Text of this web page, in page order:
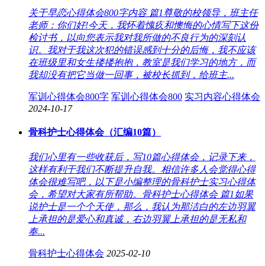
关于早恋心得体会800字内容 篇1尊敬的校领导，班主任
老师：你们好!今天，我怀着愧疚和懊悔的心情写下这份
检讨书，以向您表示我对我所做的不良行为的深刻认
识。我对于我这次犯的错误感到十分的后悔，我不应该
在班级里和女生搂搂抱抱，教室是我们学习的地方，而
我却没有把它当做一回事，被校长抓到，给班主...
军训心得体会800字 军训心得体会800 实习内容心得体会
2024-10-17
骨科护士心得体会（汇编10篇）
我们心里有一些收获后，写10篇心得体会，记录下来，
这样有利于我们不断提升自我。相信许多人会觉得心得
体会很难写吧，以下是小编整理的骨科护士实习心得体
会，希望对大家有所帮助。骨科护士心得体会 篇1如果
说护士是一个个天使，那么，我认为那洁白的左边羽翼
上承担的是爱心和真诚，右边羽翼上承担的是无私和
奉...
骨科护士心得体会 2025-02-10